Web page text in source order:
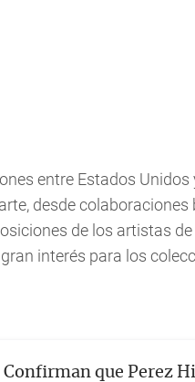
entre Estados
desde
de los artistas de
interés para los
Confirman que Perez